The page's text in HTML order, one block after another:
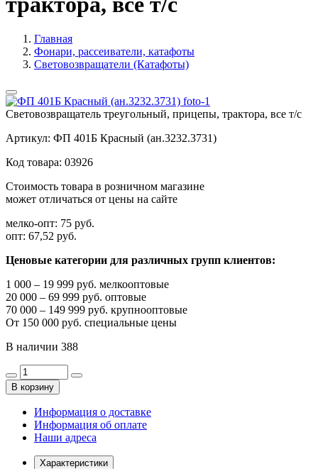
Главная
Фонари, рассеиватели, катафоты
Световозвращатели (Катафоты)
Световозвращатель треугольный, прицепы, трактора, все т/с
Артикул: ФП 401Б Красный (ан.3232.3731)
Код товара: 03926
Стоимость товара в розничном магазине
может отличаться от цены на сайте
мелко-опт: 75 руб.
опт: 67,52 руб.
Ценовые категории для различных групп клиентов:
1 000 – 19 999 руб. мелкооптовые
20 000 – 69 999 руб. оптовые
70 000 – 149 999 руб. крупнооптовые
От 150 000 руб. специальные цены
В наличии 388
В корзину
Информация о доставке
Информация об оплате
Наши адреса
Характеристики